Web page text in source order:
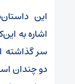
این
اشاره به
سر گذاشته
دو چندان